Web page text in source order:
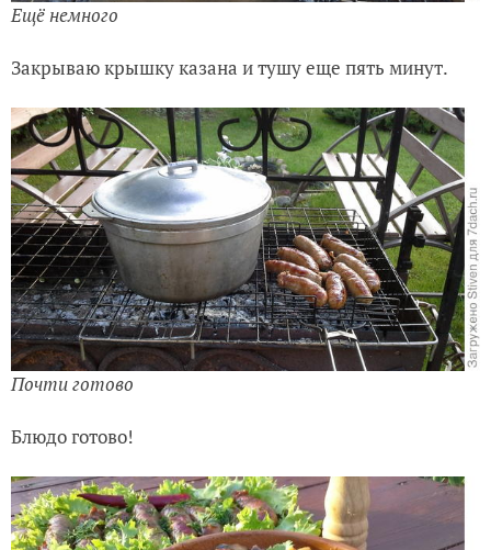
Ещё немного
Закрываю крышку казана и тушу еще пять минут.
Почти готово
Блюдо готово!